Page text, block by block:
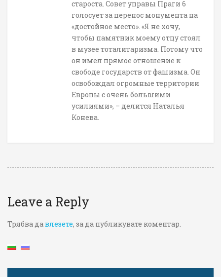
староста. Совет управы Праги 6
голосует за перенос монумента на
«достойное место». «Я не хочу,
чтобы памятник моему отцу стоял
в музее тоталитаризма. Потому что
он имел прямое отношение к
свободе государств от фашизма. Он
освобождал огромные территории
Европы с очень большими
усилиями», – делится Наталья
Конева.
Leave a Reply
Трябва давлезете, за да публикувате коментар.